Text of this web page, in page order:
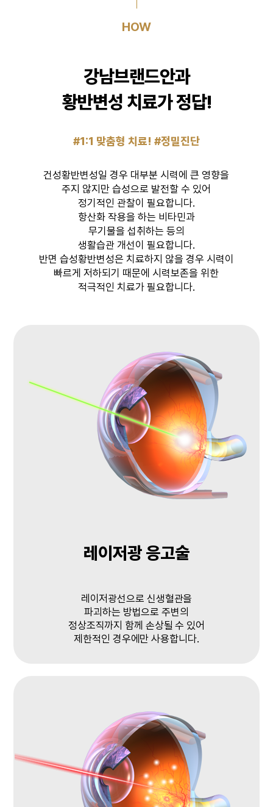
HOW
강남브랜드안과
황반변성 치료가 정답!
#1:1 맞춤형 치료! #정밀진단
건성황반변성일 경우 대부분 시력에 큰 영향을
주지 않지만 습성으로 발전할 수 있어
정기적인 관찰이 필요합니다.
항산화 작용을 하는 비타민과
무기물을 섭취하는 등의
생활습관 개선이 필요합니다.
반면 습성황반변성은 치료하지 않을 경우 시력이
빠르게 저하되기 때문에 시력보존을 위한
적극적인 치료가 필요합니다.
레이저광 응고술
레이저광선으로 신생혈관을
파괴하는 방법으로 주변의
정상조직까지 함께 손상될 수 있어
제한적인 경우에만 사용합니다.